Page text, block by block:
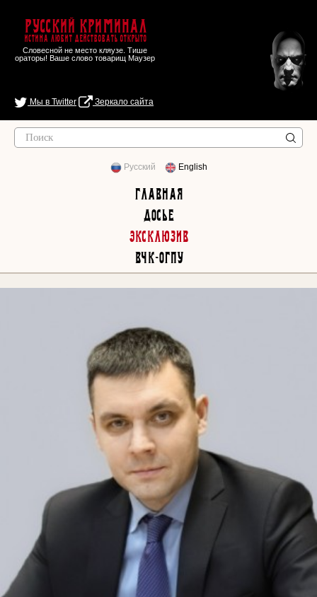
Русский Криминал
Истина любит действовать открыто
Словесной не место кляузе. Тише
ораторы! Ваше слово товарищ Маузер
Мы в Twitter Зеркало сайта
Русский English
Главная
Досье
Эксклюзив
ВЧК-ОГПУ